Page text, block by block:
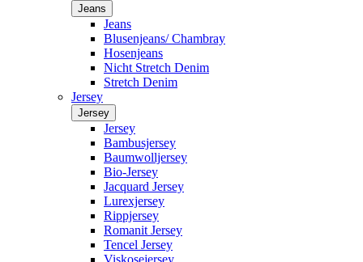
Jeans
Jeans
Blusenjeans/ Chambray
Hosenjeans
Nicht Stretch Denim
Stretch Denim
Jersey
Jersey
Jersey
Bambusjersey
Baumwolljersey
Bio-Jersey
Jacquard Jersey
Lurexjersey
Rippjersey
Romanit Jersey
Tencel Jersey
Viskosejersey